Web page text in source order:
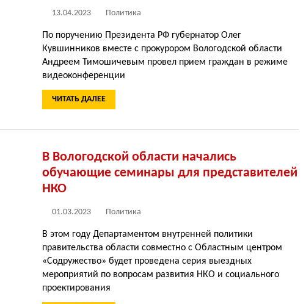
13.04.2023 Политика
По поручению Президента РФ губернатор Олег
Кувшинников вместе с прокурором Вологодской области
Андреем Тимошичевым провел прием граждан в режиме
видеоконференции
ЧИТАТЬ ДАЛЕЕ
В Вологодской области начались
обучающие семинары для представителей
НКО
01.03.2023 Политика
В этом году Департаментом внутренней политики
правительства области совместно с Областным центром
«Содружество» будет проведена серия выездных
мероприятий по вопросам развития НКО и социального
проектирования